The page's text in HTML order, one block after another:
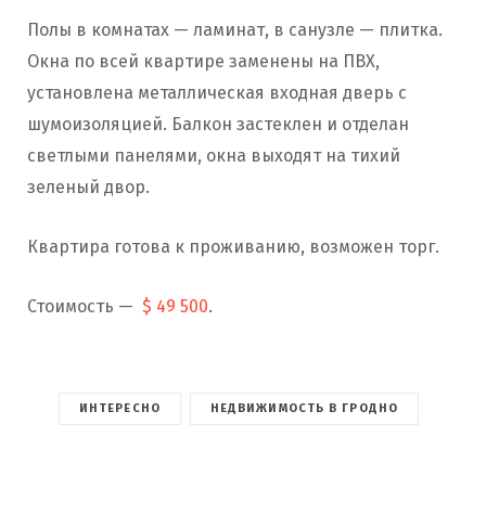
Полы в комнатах — ламинат, в санузле — плитка.
Окна по всей квартире заменены на ПВХ,
установлена металлическая входная дверь с
шумоизоляцией. Балкон застеклен и отделан
светлыми панелями, окна выходят на тихий
зеленый двор.
Квартира готова к проживанию, возможен торг.
Стоимость — $ 49 500.
ИНТЕРЕСНО НЕДВИЖИМОСТЬ В ГРОДНО